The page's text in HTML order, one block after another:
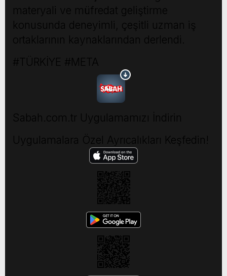
materyali ve müfredat geliştirme
konusunda deneyimli, çeşitli uzman iş
ortaklarının kaynaklarından derlendi.
#TÜRKİYE #META
Sabah.com.tr Uygulamamızı İndirin
Uygulamalara Özel Ayrıcalıkları Keşfedin!